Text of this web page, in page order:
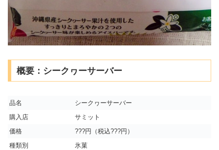
概要：シークヮーサーバー
品名
シークヮーサーバー
購入店
サミット
価格
???円（税込???円）
種類別
氷菓